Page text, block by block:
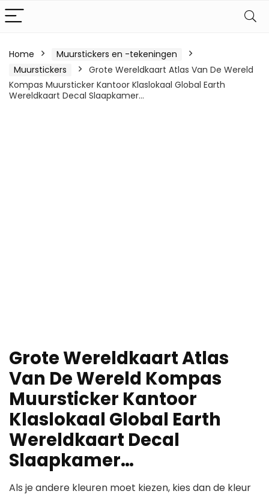
Home
Muurstickers en -tekeningen
Muurstickers
Grote Wereldkaart Atlas Van De Wereld
Kompas Muursticker Kantoor Klaslokaal Global Earth
Wereldkaart Decal Slaapkamer…
Grote Wereldkaart Atlas
Van De Wereld Kompas
Muursticker Kantoor
Klaslokaal Global Earth
Wereldkaart Decal
Slaapkamer…
Als je andere kleuren moet kiezen, kies dan de kleur